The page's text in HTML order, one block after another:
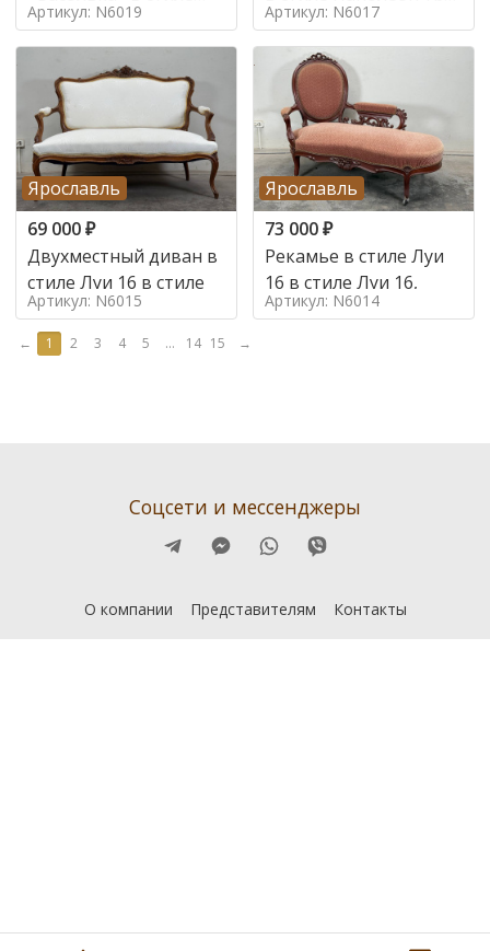
Луи 16,
Артикул: N6019
в стиле
Артикул: N6017
Ярославль
69 000₽
Двухместный диван в
стиле Луи 16 в стиле
Артикул: N6015
Ярославль
73 000₽
Рекамье в стиле Луи
16 в стиле Луи 16,
Артикул: N6014
← 1 2 3 4 5 ... 14 15 →
Соцсети и мессенджеры
О компании Представителям Контакты